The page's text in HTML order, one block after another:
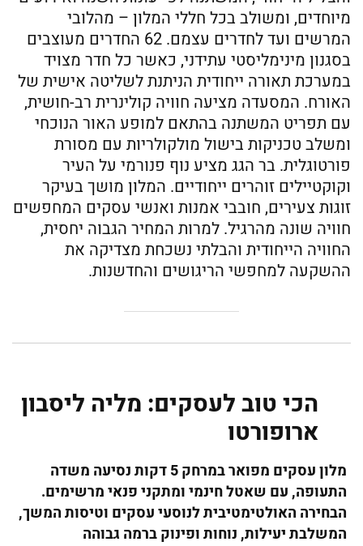
מיוחדים, ומשולב בכל חללי המלון – מהלובי
המרשים ועד לחדרים עצמם. 62 החדרים מעוצבים
בסגנון מינימליסטי עתידני, כאשר כל חדר מצויד
במערכת תאורה ייחודית הניתנת לשליטה אישית של
האורח. המסעדה מציעה חוויה קולינרית רב-חושית,
עם תפריט המשתנה בהתאם למופע האור הנוכחי
ומשלב טכניקות בישול מולקולריות עם מסורת
פורטוגלית. בר הגג מציע נוף פנורמי על העיר
וקוקטיילים זוהרים ייחודיים. המלון מושך בעיקר
זוגות צעירים, חובבי אמנות ואנשי עסקים המחפשים
חוויה שונה מהרגיל. למרות המחיר הגבוה יחסית,
החוויה הייחודית והבלתי נשכחת מצדיקה את
ההשקעה למחפשי הריגושים והחדשנות.
הכי טוב לעסקים: מליה ליסבון
ארופורטו
מלון עסקים מפואר במרחק 5 דקות נסיעה משדה
התעופה, עם שאטל חינמי ומתקני פנאי מרשימים.
הבחירה האולטימטיבית לנוסעי עסקים וטיסות המשך,
המשלבת יעילות, נוחות ופינוק ברמה גבוהה